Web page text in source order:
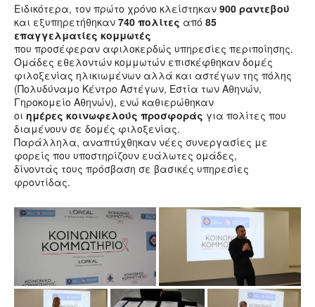
Ειδικότερα, τον πρώτο χρόνο κλείστηκαν 900 ραντεβού
και εξυπηρετήθηκαν 740 πολίτες από 85
επαγγελματίες κομμωτές
που προσέφεραν αφιλοκερδώς υπηρεσίες περιποίησης.
Oμάδες εθελοντών κομμωτών επισκέφθηκαν δομές
φιλοξενίας ηλικιωμένων αλλά και αστέγων της πόλης
(Πολυδύναμο Κέντρο Αστέγων, Εστία των Αθηνών,
Γηροκομείο Αθηνών), ενώ καθιερώθηκαν
οι ημέρες κοινωφελούς προσφοράς για πολίτες που
διαμένουν σε δομές φιλοξενίας.
Παράλληλα, αναπτύχθηκαν νέες συνεργασίες με
φορείς που υποστηρίζουν ευάλωτες ομάδες,
δίνοντάς τους πρόσβαση σε βασικές υπηρεσίες
φροντίδας.